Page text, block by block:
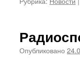
Опубликовано